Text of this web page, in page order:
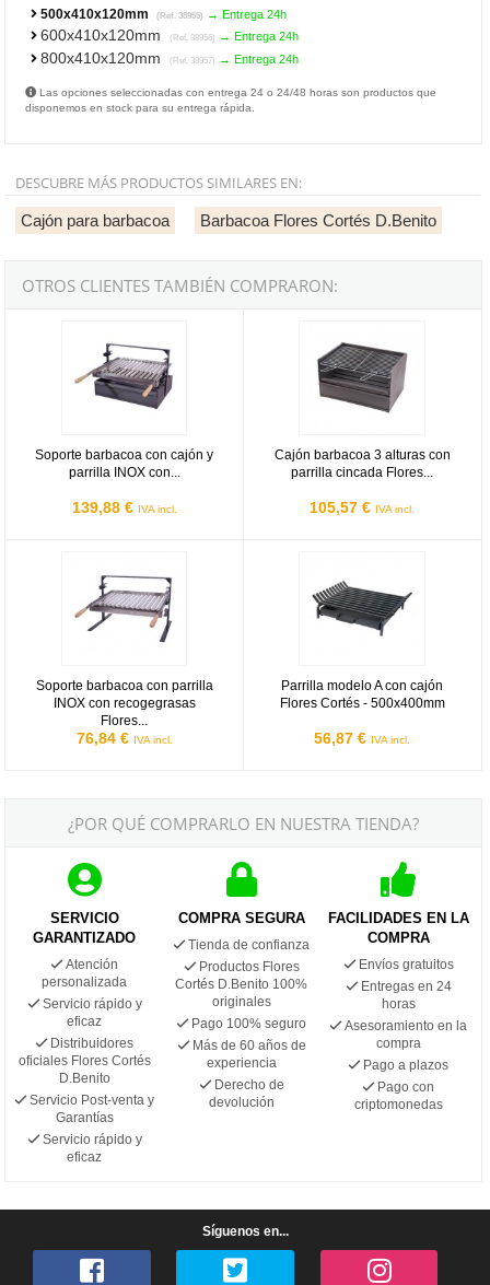
500x410x120mm (Ref. 38955) → Entrega 24h
600x410x120mm (Ref. 38956) → Entrega 24h
800x410x120mm (Ref. 38957) → Entrega 24h
Las opciones seleccionadas con entrega 24 o 24/48 horas son productos que
disponemos en stock para su entrega rápida.
DESCUBRE MÁS PRODUCTOS SIMILARES EN:
Cajón para barbacoa Barbacoa Flores Cortés D.Benito
OTROS CLIENTES TAMBIÉN COMPRARON:
Soporte barbacoa con cajón y
parrilla INOX con...
139,88 € IVA incl.
Cajón barbacoa 3 alturas con
parrilla cincada Flores...
105,57 € IVA incl.
Soporte barbacoa con parrilla
INOX con recogegrasas
Flores...
76,84 € IVA incl.
Parrilla modelo A con cajón
Flores Cortés - 500x400mm
56,87 € IVA incl.
¿POR QUÉ COMPRARLO EN NUESTRA TIENDA?
SERVICIO
GARANTIZADO
Atención
personalizada
Servicio rápido y
eficaz
Distribuidores
oficiales Flores Cortés
D.Benito
Servicio Post-venta y
Garantías
Servicio rápido y
eficaz
COMPRA SEGURA
Tienda de confianza
Productos Flores
Cortés D.Benito 100%
originales
Pago 100% seguro
Más de 60 años de
experiencia
Derecho de
devolución
FACILIDADES EN LA
COMPRA
Envíos gratuitos
Entregas en 24
horas
Asesoramiento en la
compra
Pago a plazos
Pago con
criptomonedas
Síguenos en...